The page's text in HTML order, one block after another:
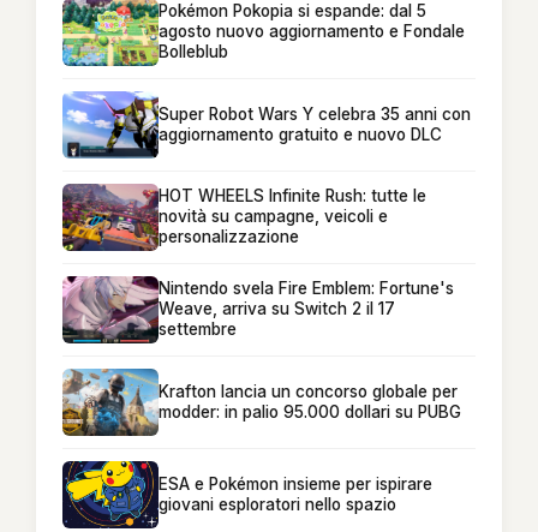
Pokémon Pokopia si espande: dal 5
agosto nuovo aggiornamento e Fondale
Bolleblub
Super Robot Wars Y celebra 35 anni con
aggiornamento gratuito e nuovo DLC
HOT WHEELS Infinite Rush: tutte le
novità su campagne, veicoli e
personalizzazione
Nintendo svela Fire Emblem: Fortune's
Weave, arriva su Switch 2 il 17
settembre
Krafton lancia un concorso globale per
modder: in palio 95.000 dollari su PUBG
ESA e Pokémon insieme per ispirare
giovani esploratori nello spazio